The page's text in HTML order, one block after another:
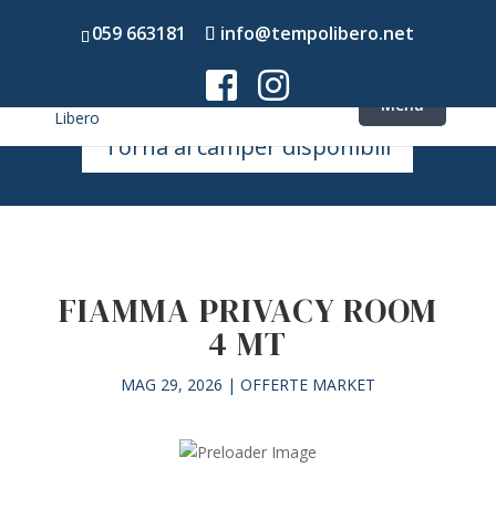
059 663181 info@tempolibero.net
Torna ai camper disponibili
FIAMMA PRIVACY ROOM
4 MT
MAG 29, 2026 | OFFERTE MARKET